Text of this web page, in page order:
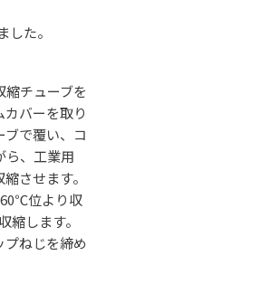
た。
チューブを
バーを取り
で覆い、コ
ら、工業用
させます。
位より収
縮します。
プねじを締め